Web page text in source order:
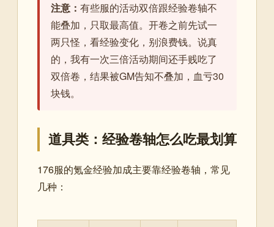
注意： 有些服的活动双倍跟经验卷轴不
能叠加，只取最高值。开卷之前先试一
两只怪，看经验变化，别浪费钱。说真
的，我有一次三倍活动期间还手贱吃了
双倍卷，结果被GM告知不叠加，血亏30
块钱。
道具类：经验卷轴怎么吃最划算
176服的氪金经验加成主要靠经验卷轴，常见
几种：